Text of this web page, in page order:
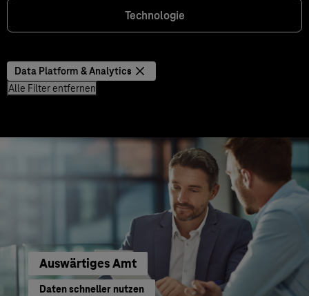
Technologie
Data Platform & Analytics
Alle Filter entfernen
Auswärtiges Amt
Daten schneller nutzen